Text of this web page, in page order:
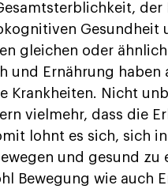
der
Gesundheit
gleichen oder
und Ernährung haben
Krankheiten. Nicht
vielmehr, dass die
lohnt es sich, sich
und gesund zu
Bewegung wie auch